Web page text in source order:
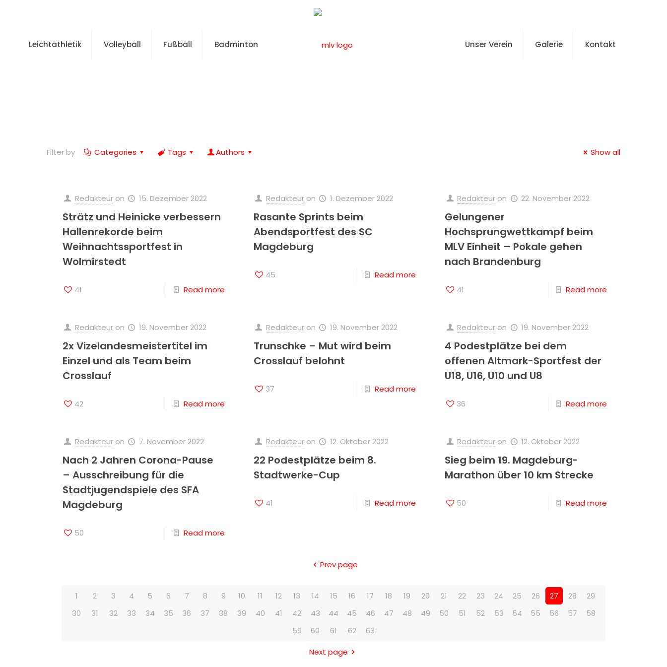
Leichtathletik Volleyball Fußball Badminton Unser Verein Galerie Kontakt
Filter by Categories Tags Authors Show all
Redakteur on 15. Dezember 2022
Strätz und Heinicke verbessern
Hallenrekorde beim
Weihnachtssportfest in
Wolmirstedt
41 Read more
Redakteur on 1. Dezember 2022
Rasante Sprints beim
Abendsportfest des SC
Magdeburg
45 Read more
Redakteur on 22. November 2022
Gelungener
Hochsprungwettkampf beim
MLV Einheit – Pokale gehen
nach Brandenburg
41 Read more
Redakteur on 19. November 2022
2x Vizelandesmeistertitel im
Einzel und als Team beim
Crosslauf
42 Read more
Redakteur on 19. November 2022
Trunschke – Mut wird beim
Crosslauf belohnt
37 Read more
Redakteur on 19. November 2022
4 Podestplätze bei dem
offenen Altmark-Sportfest der
U18, U16, U10 und U8
36 Read more
Redakteur on 7. November 2022
Nach 2 Jahren Corona-Pause
– Ausschreibung für die
Stadtjugendspiele des SFA
Magdeburg
50 Read more
Redakteur on 12. Oktober 2022
22 Podestplätze beim 8.
Stadtwerke-Cup
41 Read more
Redakteur on 12. Oktober 2022
Sieg beim 19. Magdeburg-
Marathon über 10 km Strecke
50 Read more
Prev page
1 2 3 4 5 6 7 8 9 10 11 12 13 14 15 16 17 18 19 20 21 22 23 24 25 26 27 28
29
30
31 32 33 34 35 36 37 38 39 40 41 42 43 44 45 46 47 48 49 50 51 52 53 54 55 56 57
58
59
60 61 62 63
Next page